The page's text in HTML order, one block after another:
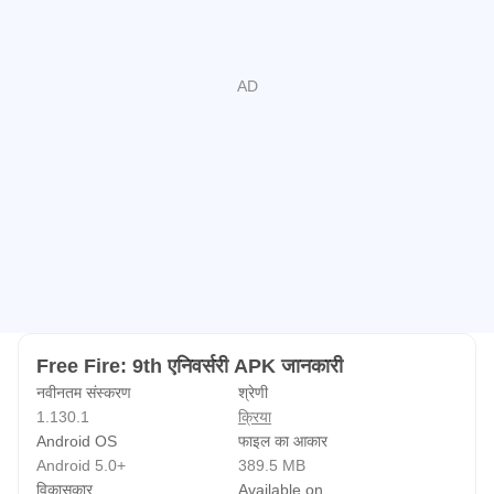
Free Fire: 9th एनिवर्सरी APK जानकारी
नवीनतम संस्करण
1.130.1
श्रेणी
क्रिया
Android OS
Android 5.0+
फाइल का आकार
389.5 MB
विकासकार
Available on